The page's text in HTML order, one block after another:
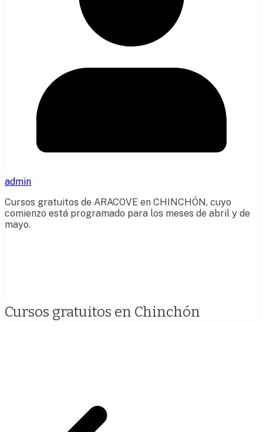
admin
Cursos gratuitos de ARACOVE en CHINCHÓN, cuyo
comienzo está programado para los meses de abril y de
mayo.
Cursos gratuitos en Chinchón